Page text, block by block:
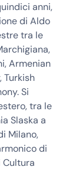
anni,
di Aldo
tra le
Armenian
Turkish
Si
tra le
Slaska a
Milano,
di
Cultura